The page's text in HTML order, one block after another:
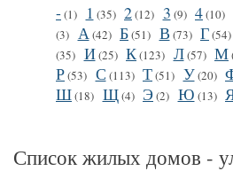
-(1) 1 (35) 2(12) 3 (9) 4(10)
(3) А(42) Б(51) В (73) Г(54)
(35) И(25) К(123) Л(57) М
Р(53) С (113) Т(51) У(20)
Ш(18) Щ(4) Э(2) Ю (13)
Список жилых домов -